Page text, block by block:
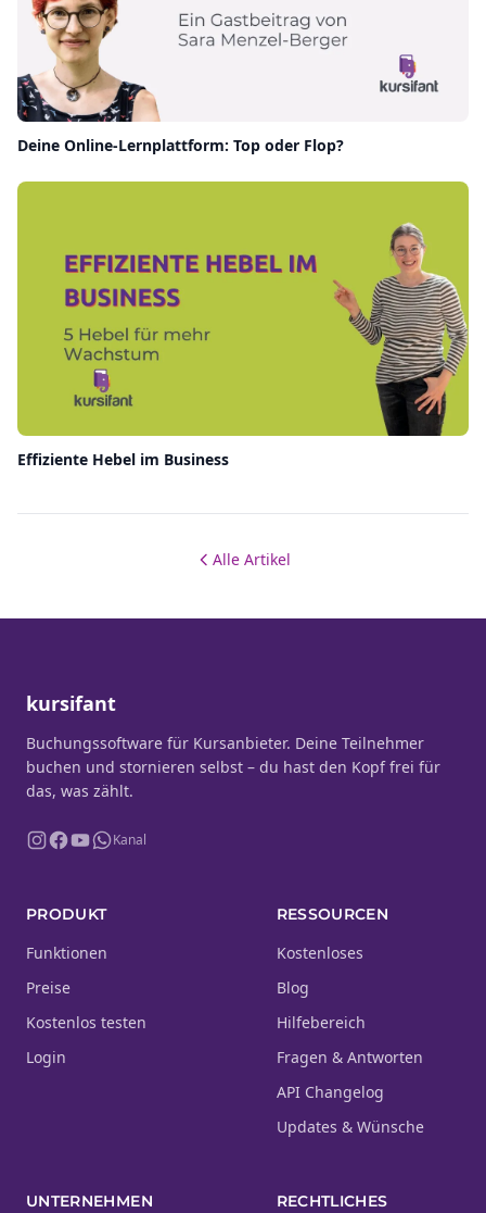
Deine Online-Lernplattform: Top oder Flop?
Effiziente Hebel im Business
Alle Artikel
kursifant
Buchungssoftware für Kursanbieter. Deine Teilnehmer
buchen und stornieren selbst – du hast den Kopf frei für
das, was zählt.
Kanal
PRODUKT
Funktionen
Preise
Kostenlos testen
Login
RESSOURCEN
Kostenloses
Blog
Hilfebereich
Fragen & Antworten
API Changelog
Updates & Wünsche
UNTERNEHMEN RECHTLICHES